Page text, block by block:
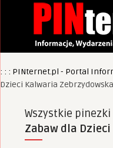
: : : PINternet.pl - Portal
Dzieci Kalwaria Zebrzydowska
Wszystkie
Zabaw dla